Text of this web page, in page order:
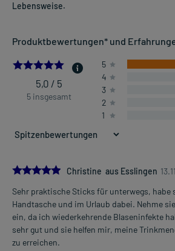
Lebensweise.
Produktbewertungen* und
5.0
5,0 / 5
5 insgesamt
5
4
3
2
1
5.0
Christine aus Esslingen
Sehr praktische Sticks für unterwegs, habe
Handtasche und im Urlaub dabei. Nehme
ein, da ich wiederkehrende Blaseninfekte
sehr gut und sie helfen mir, meine
zu erreichen.